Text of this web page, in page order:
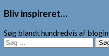
Bliv inspireret…
Søg blandt hundredvis af
Søg
efter: